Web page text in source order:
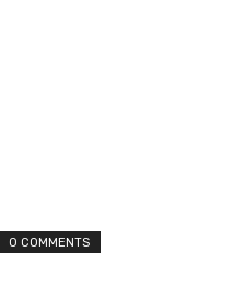
0 COMMENTS